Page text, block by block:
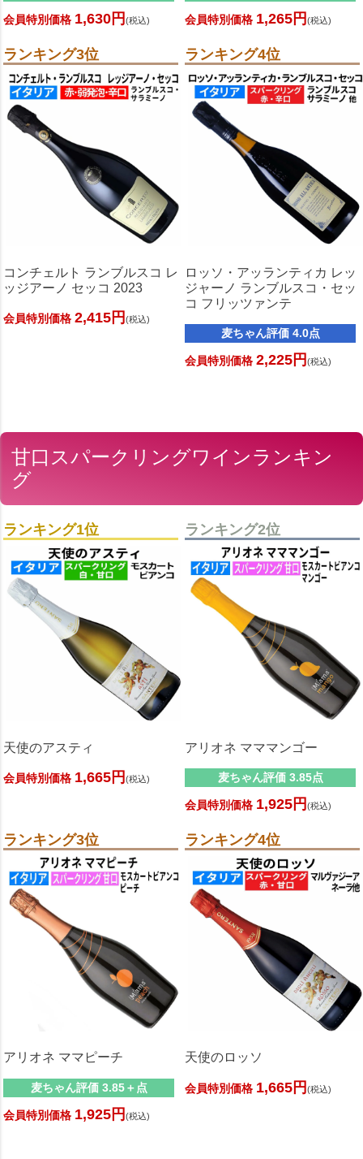
会員特別価格 1,630円 (税込) 会員特別価格 1,265円 (税込)
ランキング3位
コンチェルト ランブルスコ レ
ッジアーノ セッコ 2023
会員特別価格 2,415円 (税込)
ランキング4位
ロッソ・アッランティカ レッ
ジャーノ ランブルスコ・セッ
コ フリッツァンテ
麦ちゃん評価 4.0点
会員特別価格 2,225円 (税込)
甘口スパークリングワインランキン
グ
ランキング1位
天使のアスティ
会員特別価格 1,665円 (税込)
ランキング2位
アリオネ マママンゴー
麦ちゃん評価 3.85点
会員特別価格 1,925円 (税込)
ランキング3位
アリオネ ママピーチ
麦ちゃん評価 3.85＋点
会員特別価格 1,925円 (税込)
ランキング4位
天使のロッソ
会員特別価格 1,665円 (税込)